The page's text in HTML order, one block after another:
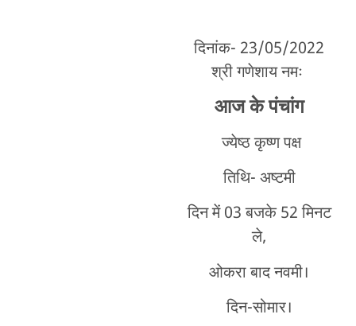
दिनांक- 23/05/2022
श्री गणेशाय नमः
आज के पंचांग
ज्येष्ठ कृष्ण पक्ष
तिथि- अष्टमी
दिन में 03 बजके 52 मिनट
ले,
ओकरा बाद नवमी।
दिन-सोमार।